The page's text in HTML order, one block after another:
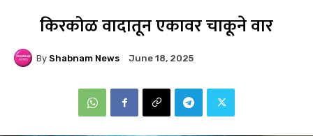
किरकोळ वादातून एकावर चाकूने वार
By Shabnam News June 18, 2025